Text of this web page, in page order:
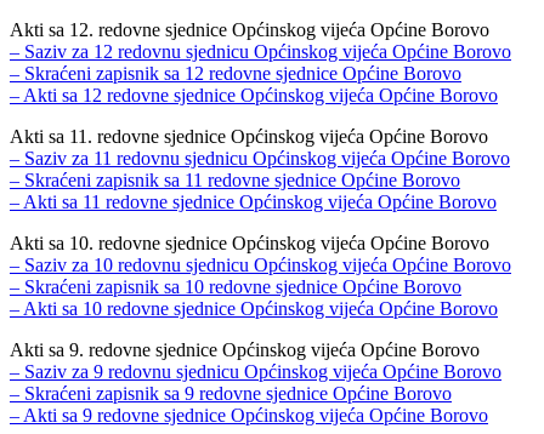
Akti sa 12. redovne sjednice Općinskog vijeća Općine Borovo
– Saziv za 12 redovnu sjednicu Općinskog vijeća Općine Borovo
– Skraćeni zapisnik sa 12 redovne sjednice Općine Borovo
– Akti sa 12 redovne sjednice Općinskog vijeća Općine Borovo
Akti sa 11. redovne sjednice Općinskog vijeća Općine Borovo
– Saziv za 11 redovnu sjednicu Općinskog vijeća Općine Borovo
– Skraćeni zapisnik sa 11 redovne sjednice Općine Borovo
– Akti sa 11 redovne sjednice Općinskog vijeća Općine Borovo
Akti sa 10. redovne sjednice Općinskog vijeća Općine Borovo
– Saziv za 10 redovnu sjednicu Općinskog vijeća Općine Borovo
– Skraćeni zapisnik sa 10 redovne sjednice Općine Borovo
– Akti sa 10 redovne sjednice Općinskog vijeća Općine Borovo
Akti sa 9. redovne sjednice Općinskog vijeća Općine Borovo
– Saziv za 9 redovnu sjednicu Općinskog vijeća Općine Borovo
– Skraćeni zapisnik sa 9 redovne sjednice Općine Borovo
– Akti sa 9 redovne sjednice Općinskog vijeća Općine Borovo